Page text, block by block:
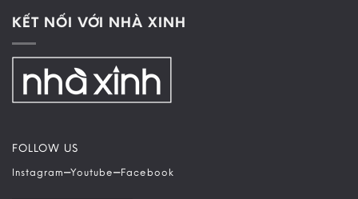
KẾT NỐI VỚI NHÀ XINH
FOLLOW US
Instagram–Youtube–Facebook